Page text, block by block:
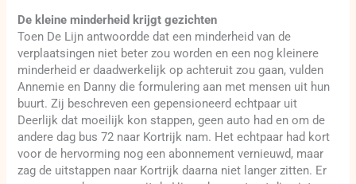
De kleine minderheid krijgt gezichten
Toen De Lijn antwoordde dat een minderheid van de
verplaatsingen niet beter zou worden en een nog kleinere
minderheid er daadwerkelijk op achteruit zou gaan, vulden
Annemie en Danny die formulering aan met mensen uit hun
buurt. Zij beschreven een gepensioneerd echtpaar uit
Deerlijk dat moeilijk kon stappen, geen auto had en om de
andere dag bus 72 naar Kortrijk nam. Het echtpaar had kort
voor de hervorming nog een abonnement vernieuwd, maar
zag de uitstappen naar Kortrijk daarna niet langer zitten. Er